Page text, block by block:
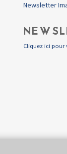
Newsletter
Cliquez ici pour